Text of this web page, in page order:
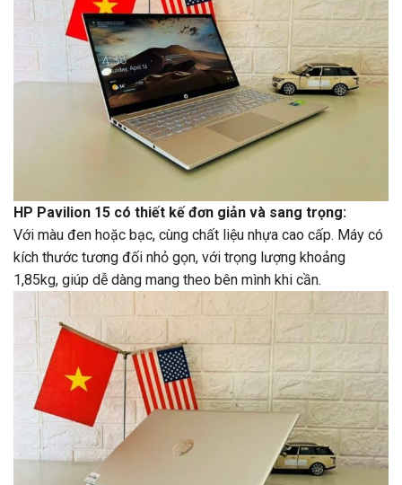
HP Pavilion 15 có thiết kế đơn giản và sang trọng:
Với màu đen hoặc bạc, cùng chất liệu nhựa cao cấp. Máy có
kích thước tương đối nhỏ gọn, với trọng lượng khoảng
1,85kg, giúp dễ dàng mang theo bên mình khi cần.